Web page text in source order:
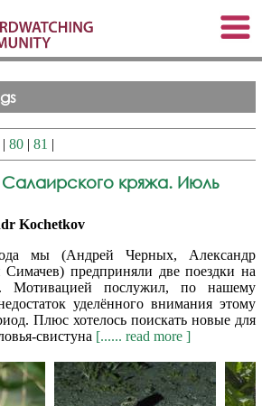
| 80 | 81 |
кряжа. Июль
Kochetkov
мы (Андрей Черных, Александр
Симачев) предприняли две поездки на
Мотивацией послужил, по нашему
уделённого внимания этому
Плюс хотелось поискать новые для
свистуна [...... read more ]